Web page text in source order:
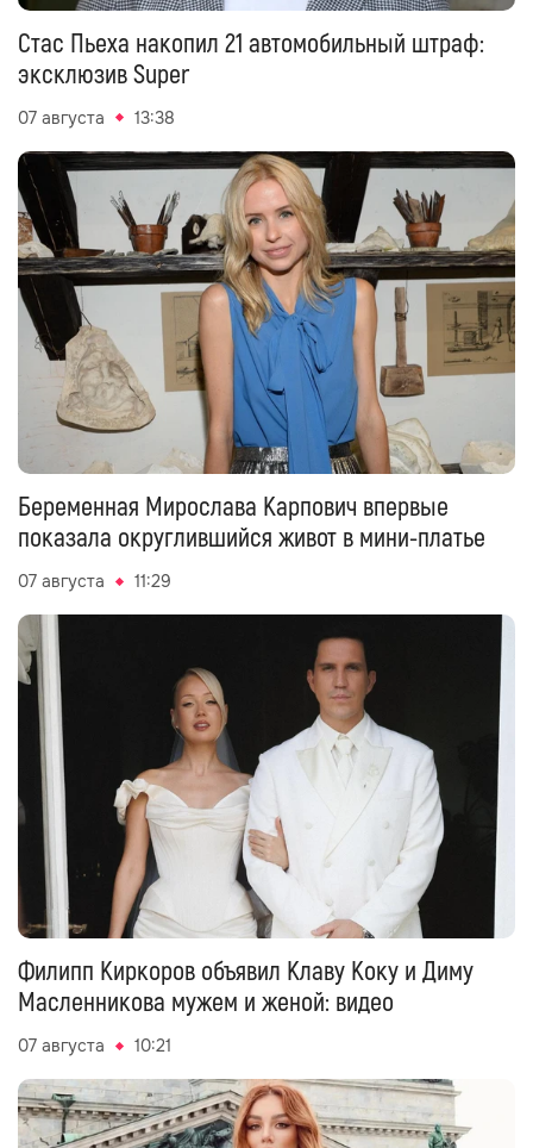
Стас Пьеха накопил 21 автомобильный штраф:
эксклюзив Super
07 августа 13:38
Беременная Мирослава Карпович впервые
показала округлившийся живот в мини-платье
07 августа 11:29
Филипп Киркоров объявил Клаву Коку и Диму
Масленникова мужем и женой: видео
07 августа 10:21